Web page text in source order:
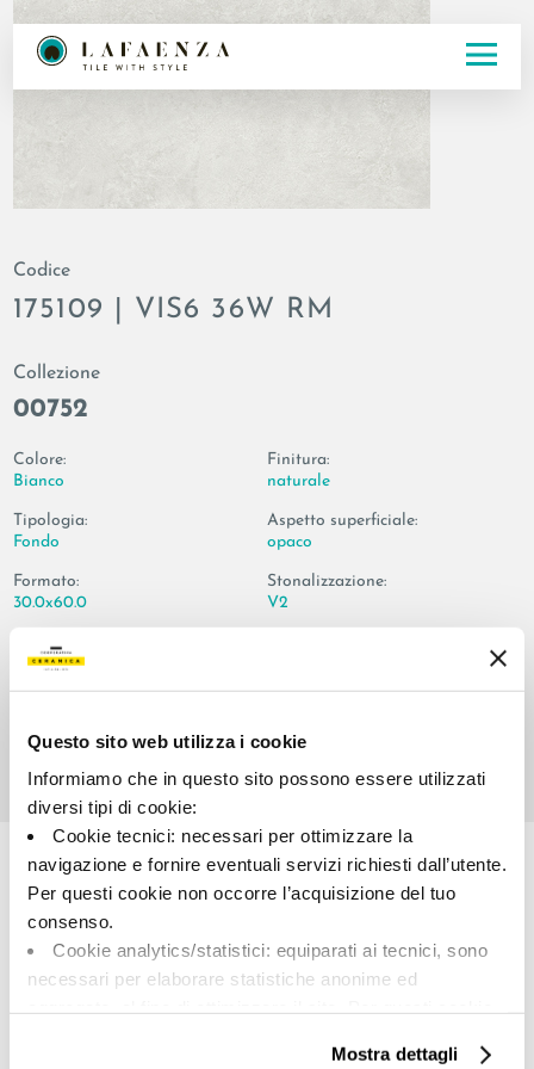
Questo sito web utilizza i cookie
Informiamo che in questo sito possono essere utilizzati
diversi tipi di cookie:
Cookie tecnici: necessari per ottimizzare la
navigazione e fornire eventuali servizi richiesti dall’utente.
Per questi cookie non occorre l’acquisizione del tuo
consenso.
Cookie analytics/statistici: equiparati ai tecnici, sono
necessari per elaborare statistiche anonime ed
Cookie di profilazione/marketing: sono utilizzati, solo
Mostra dettagli
Codice
175109 | VIS6 36W RM
Collezione
00752
Colore:
Bianco
Tipologia:
Fondo
Formato:
30.0x60.0
Finitura:
naturale
Aspetto superficiale:
opaco
Stonalizzazione:
V2
Share: